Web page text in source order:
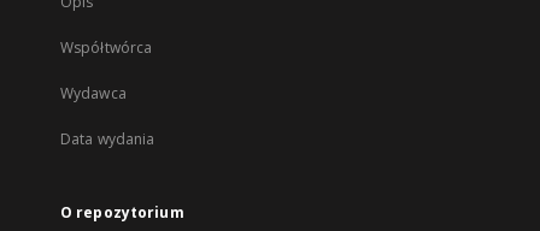
Współtwórca
Wydawca
Data wydania
O repozytorium